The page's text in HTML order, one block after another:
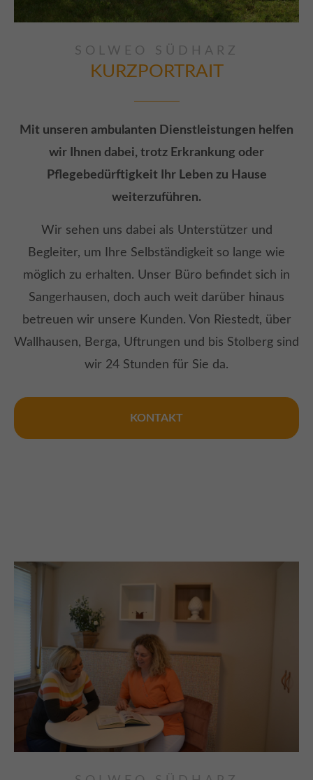
SOLWEO SÜDHARZ
KURZPORTRAIT
Mit unseren ambulanten Dienstleistungen helfen
wir Ihnen dabei, trotz Erkrankung oder
Pflegebedürftigkeit Ihr Leben zu Hause
weiterzuführen.
Wir sehen uns dabei als Unterstützer und
Begleiter, um Ihre Selbständigkeit so lange wie
möglich zu erhalten. Unser Büro befindet sich in
Sangerhausen, doch auch weit darüber hinaus
betreuen wir unsere Kunden. Von Riestedt, über
Wallhausen, Berga, Uftrungen und bis Stolberg sind
wir 24 Stunden für Sie da.
KONTAKT